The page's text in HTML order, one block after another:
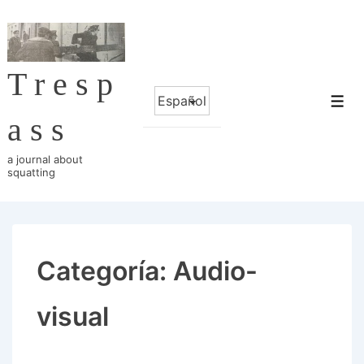
Saltar
al
contenido
Tresp
ass
a journal about
squatting
Elegir
un
Categoría: Audio-
visual